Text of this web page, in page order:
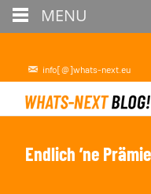
info[@]whats-next.eu
Endlich ’ne
MENU